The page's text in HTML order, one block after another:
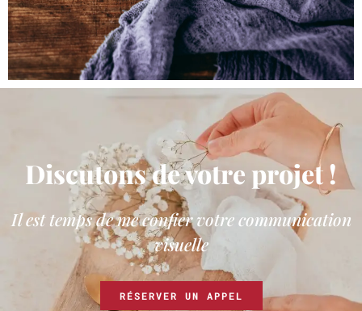
Discutons de votre projet !
Il est temps de me confier votre communication
visuelle
RÉSERVER UN APPEL